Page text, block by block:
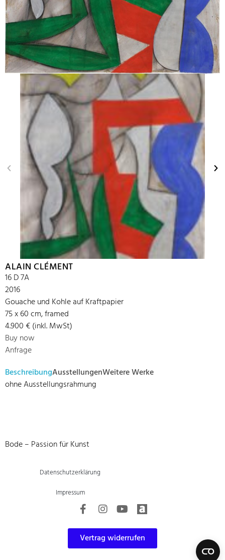
ALAIN CLÉMENT
16 D 7A
2016
Gouache und Kohle auf Kraftpapier
75 x 60 cm, framed
4.900 € (inkl. MwSt)
Buy now
Anfrage
BeschreibungAusstellungenWeitere Werke
ohne Ausstellungsrahmung
Bode – Passion für Kunst
Datenschutzerklärung
Impressum
Vertrag widerrufen